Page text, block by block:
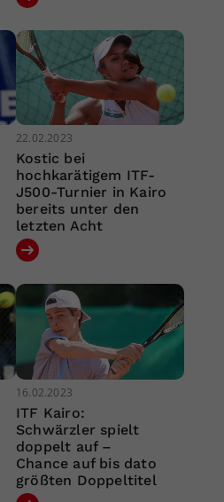
22.02.2023
Kostic bei
hochkarätigem ITF-
J500-Turnier in Kairo
bereits unter den
letzten Acht
16.02.2023
ITF Kairo:
Schwärzler spielt
doppelt auf –
Chance auf bis dato
größten Doppeltitel